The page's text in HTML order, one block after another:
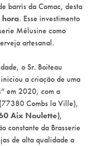
barris da Comac, desta
. Esse investimento
Mélusine como
artesanal.
o Sr. Boiteau
a criação de uma
em 2020, com a
Combs la Ville),
Aix Noulette),
constante da Brasserie
de alta qualidade a